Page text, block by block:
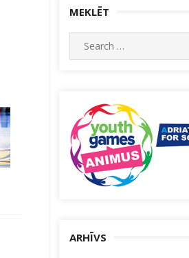
MEKLĒT
Search
for:
ARHĪVS